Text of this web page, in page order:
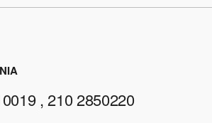
, 210 2850220